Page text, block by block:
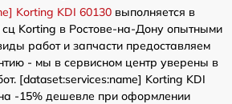
Korting KDI 60130 выполняется в
Korting в Ростове-на-Дону опытными
работ и запчасти предоставляем
- мы в сервисном центр уверены в
[dataset:services:name] Korting KDI
на -15% дешевле при оформлении